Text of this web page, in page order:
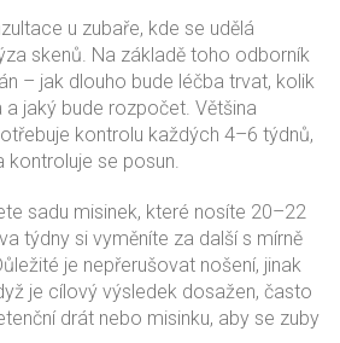
u zubaře, kde se udělá
skenů. Na základě toho odborník
– jak dlouho bude léčba trvat, kolik
jaký bude rozpočet. Většina
kontrolu každých 4–6 týdnů,
kontroluje se posun.
sadu misinek, které nosíte 20–22
týdny si vyměníte za další s mírně
je nepřerušovat nošení, jinak
je cílový výsledek dosažen, často
drát nebo misinku, aby se zuby